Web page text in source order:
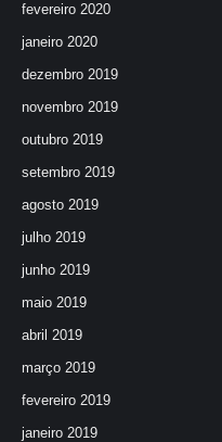
fevereiro 2020
janeiro 2020
dezembro 2019
novembro 2019
outubro 2019
setembro 2019
agosto 2019
julho 2019
junho 2019
maio 2019
abril 2019
março 2019
fevereiro 2019
janeiro 2019